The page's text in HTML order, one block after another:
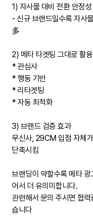
1) 자사몰 대비 전환 안정성
- 신규 브랜드일수록 자사
多
2) 메타 타겟팅 그대로 활용
* 관심사
* 행동 기반
* 리타겟팅
* 자동 최적화
3) 브랜드 검증 효과
무신사, 29CM 입점 자체
단축시킴
브랜딩이 약할수록 메타
어서 더 유의미합니다.
관련해서 문의 주시면 협
습니다